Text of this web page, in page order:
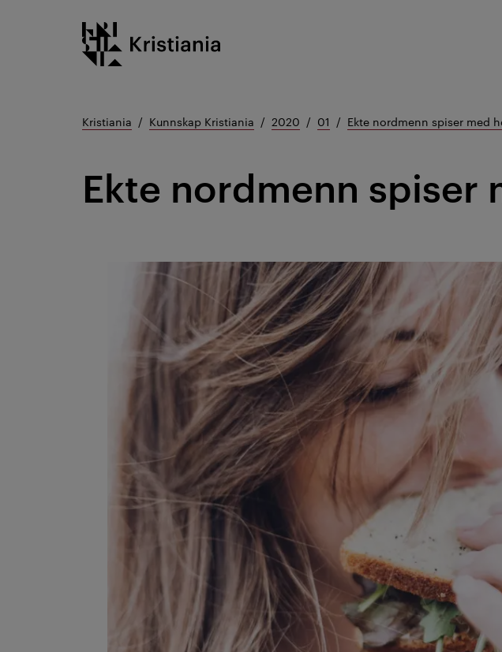
Kristiania logo
Kristiania Kunnskap Kristiania 2020 01 Ekte nordmenn spiser med
Ekte nordmenn spiser